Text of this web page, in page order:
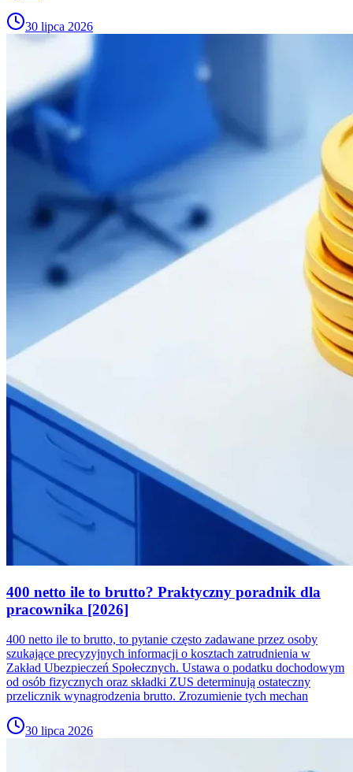
30 lipca 2026
400 netto ile to brutto? Praktyczny poradnik dla
pracownika [2026]
400 netto ile to brutto, to pytanie często zadawane przez osoby
szukające precyzyjnych informacji o kosztach zatrudnienia w
Zakład Ubezpieczeń Społecznych. Ustawa o podatku dochodowym
od osób fizycznych oraz składki ZUS determinują ostateczny
przelicznik wynagrodzenia brutto. Zrozumienie tych mechan
30 lipca 2026